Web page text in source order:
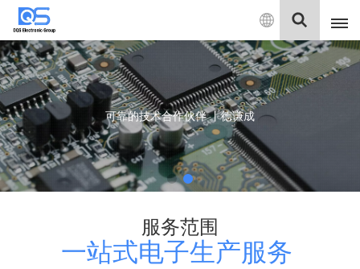
中
文
English
中文
Deutsch
可靠的技术合作伙伴 丨德谦成
服务范围
一站式电子生产服务